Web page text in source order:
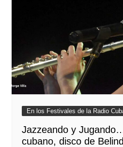
En los Festivales de la Radio
Jazzeando y
cubano, disco de